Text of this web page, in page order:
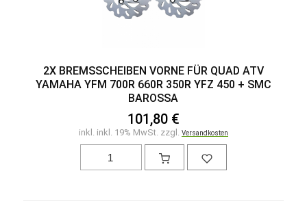
2X BREMSSCHEIBEN VORNE FÜR QUAD ATV
YAMAHA YFM 700R 660R 350R YFZ 450 + SMC
BAROSSA
101,80 €
inkl. inkl. 19% MwSt. zzgl. Versandkosten